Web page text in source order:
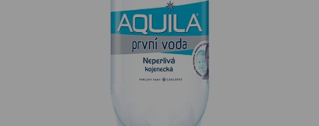
Aquila Aqualinea 1,5l Neperlivá
Přidat do oblíbených produktů